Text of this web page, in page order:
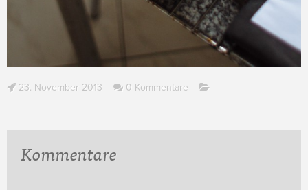
23. November 2013 0 Kommentare
Kommentare